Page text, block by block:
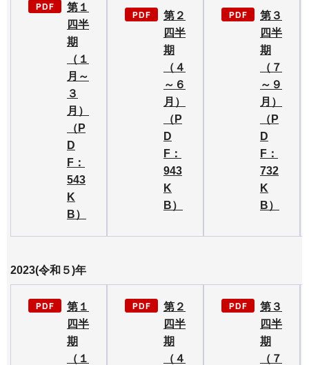
第１
四半
期
（１
月～
３
月）
（P
D
F：
543
K
B）
第２
四半
期
（４
～６
月）
（P
D
F：
943
K
B）
第３
四半
期
（７
～９
月）
（P
D
F：
732
K
B）
2023(令和５)年
第１
四半
期
（１
第２
四半
期
（４
第３
四半
期
（７